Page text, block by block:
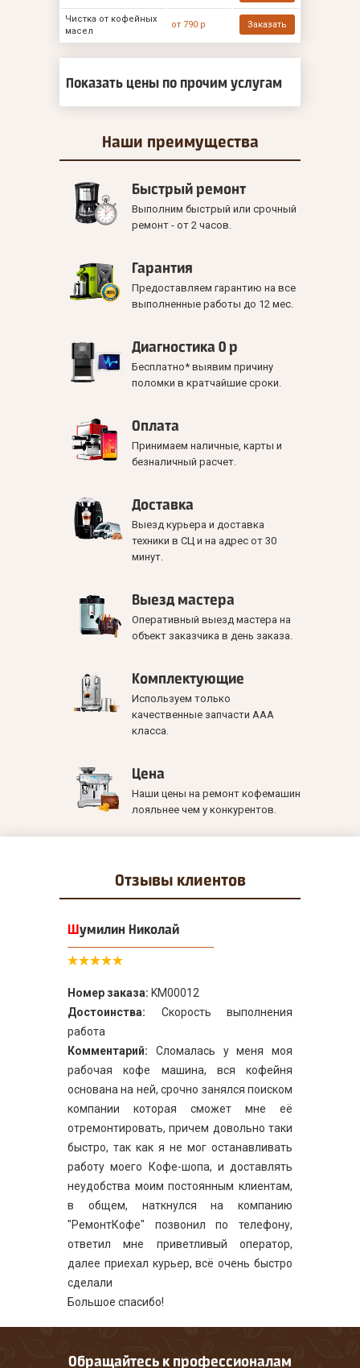
Чистка от кофейных
масел
от 790 р Заказать
Показать цены по прочим услугам
Наши преимущества
Быстрый ремонт
Выполним быстрый или срочный
ремонт - от 2 часов.
Гарантия
Предоставляем гарантию на все
выполненные работы до 12 мес.
Диагностика 0 р
Бесплатно* выявим причину
поломки в кратчайшие сроки.
Оплата
Принимаем наличные, карты и
безналичный расчет.
Доставка
Выезд курьера и доставка
техники в СЦ и на адрес от 30
минут.
Выезд мастера
Оперативный выезд мастера на
объект заказчика в день заказа.
Комплектующие
Используем только
качественные запчасти ААА
класса.
Цена
Наши цены на ремонт кофемашин
лояльнее чем у конкурентов.
Отзывы клиентов
Шумилин Николай
Номер заказа: KM00012
Достоинства: Скорость выполнения
работа
Комментарий: Сломалась у меня моя
рабочая кофе машина, вся кофейня
основана на ней, срочно занялся поиском
компании которая сможет мне её
отремонтировать, причем довольно таки
быстро, так как я не мог останавливать
работу моего Кофе-шопа, и доставлять
неудобства моим постоянным клиентам,
в общем, наткнулся на компанию
"РемонтКофе" позвонил по телефону,
ответил мне приветливый оператор,
далее приехал курьер, всё очень быстро
сделали
Большое спасибо!
Обращайтесь к профессионалам